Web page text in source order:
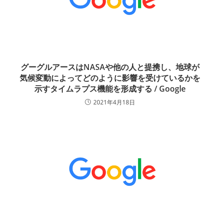
グーグルアースはNASAや他の人と提携し、地球が
気候変動によってどのように影響を受けているかを
示すタイムラプス機能を形成する / Google
2021年4月18日